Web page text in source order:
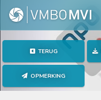
TERUG
OPMERKING